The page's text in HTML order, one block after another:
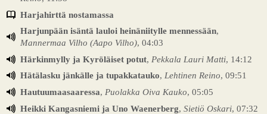
Harjahirttä nostamassa
Harjunpään isäntä lauloi heinäniitylle mennessään,
Mannermaa Vilho (Aapo Vilho), 04:03
Härkinmylly ja Kyröläiset potut, Pekkala Lauri Matti, 14:12
Hätälasku jänkälle ja tupakkatauko, Lehtinen Reino, 09:51
Hautuumaasaaressa, Puolakka Oiva Kauko, 05:05
Heikki Kangasniemi ja Uno Waenerberg, Sietiö Oskari, 07:32